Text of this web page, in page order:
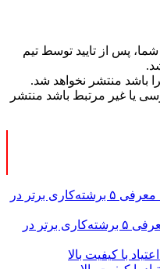
پس از تایید توسط تیم
باشد منتشر نخواهد شد.
یا غیر مرتبط باشد منتشر
قهوه باکیفیت از کجا بخریم؟ معرفی ۵ برشته‌کاری برتر در